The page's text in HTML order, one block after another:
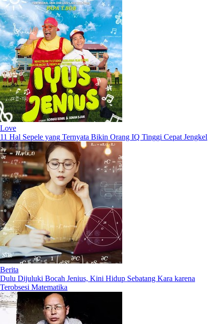
Love
11 Hal Sepele yang Ternyata Bikin Orang IQ Tinggi Cepat Jengkel
Berita
Dulu Dijuluki Bocah Jenius, Kini Hidup Sebatang Kara karena
Terobsesi Matematika